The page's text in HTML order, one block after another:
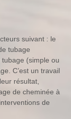
suivant : le
tubage
(simple ou
C’est un travail
résultat,
de cheminée à
de